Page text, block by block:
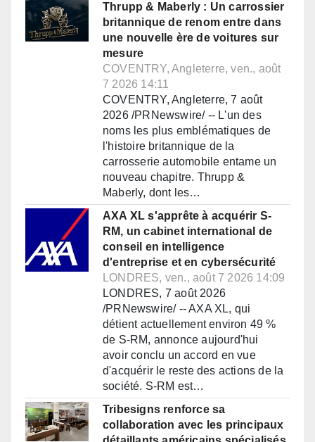
Thrupp & Maberly : Un carrossier
britannique de renom entre dans
une nouvelle ère de voitures sur
mesure
COVENTRY, Angleterre, ven., août
7 2026 14:11
COVENTRY, Angleterre, 7 août
2026 /PRNewswire/ -- L'un des
noms les plus emblématiques de
l'histoire britannique de la
carrosserie automobile entame un
nouveau chapitre. Thrupp &
Maberly, dont les…
AXA XL s'apprête à acquérir S-
RM, un cabinet international de
conseil en intelligence
d'entreprise et en cybersécurité
LONDRES, ven., août 7 2026 14:09
LONDRES, 7 août 2026
/PRNewswire/ -- AXA XL, qui
détient actuellement environ 49 %
de S-RM, annonce aujourd'hui
avoir conclu un accord en vue
d'acquérir le reste des actions de la
société. S-RM est…
Tribesigns renforce sa
collaboration avec les principaux